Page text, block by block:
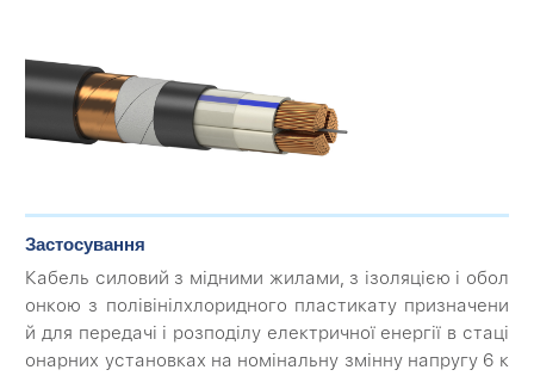
Застосування
Кабель силовий з мідними жилами, з ізоляцією і обол
онкою з полівінілхлоридного пластикату призначени
й для передачі і розподілу електричної енергії в стаці
онарних установках на номінальну змінну напругу 6 к